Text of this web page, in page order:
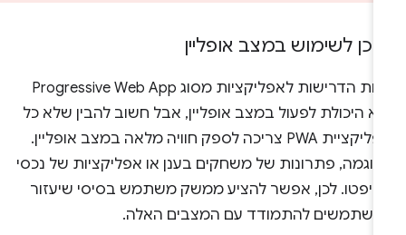
לשימוש במצב אופליין
אחת הדרישות לאפליקציות מסוג Progressive Web App
היכולת לפעול במצב אופליין, אבל חשוב להבין שלא כל
אפליקציית PWA צריכה לספק חוויה מלאה במצב אופליין.
פתרונות של משחקים בענן או אפליקציות של נכסי
לכן, אפשר להציע ממשק משתמש בסיסי שיעזור
להתמודד עם המצבים האלה.